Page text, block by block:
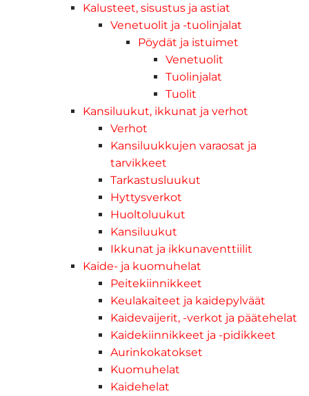
Kalusteet, sisustus ja astiat
Venetuolit ja -tuolinjalat
Pöydät ja istuimet
Venetuolit
Tuolinjalat
Tuolit
Kansiluukut, ikkunat ja verhot
Verhot
Kansiluukkujen varaosat ja
tarvikkeet
Tarkastusluukut
Hyttysverkot
Huoltoluukut
Kansiluukut
Ikkunat ja ikkunaventtiilit
Kaide- ja kuomuhelat
Peitekiinnikkeet
Keulakaiteet ja kaidepylväät
Kaidevaijerit, -verkot ja päätehelat
Kaidekiinnikkeet ja -pidikkeet
Aurinkokatokset
Kuomuhelat
Kaidehelat